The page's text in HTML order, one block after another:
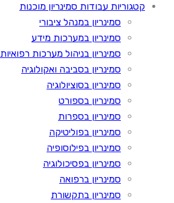
קטגוריות עבודות סמינריון מוכנות
סמינריון במנהל ציבורי
סמינריון במערכות מידע
סמינריון בניהול מערכות רפואיות
סמינריון בסביבה ואקולוגיה
סמינריון בסוציולוגיה
סמינריון בספורט
סמינריון בספרות
סמינריון בפוליטיקה
סמינריון בפילוסופיה
סמינריון בפסיכולוגיה
סמינריון ברפואה
סמינריון בתקשורת